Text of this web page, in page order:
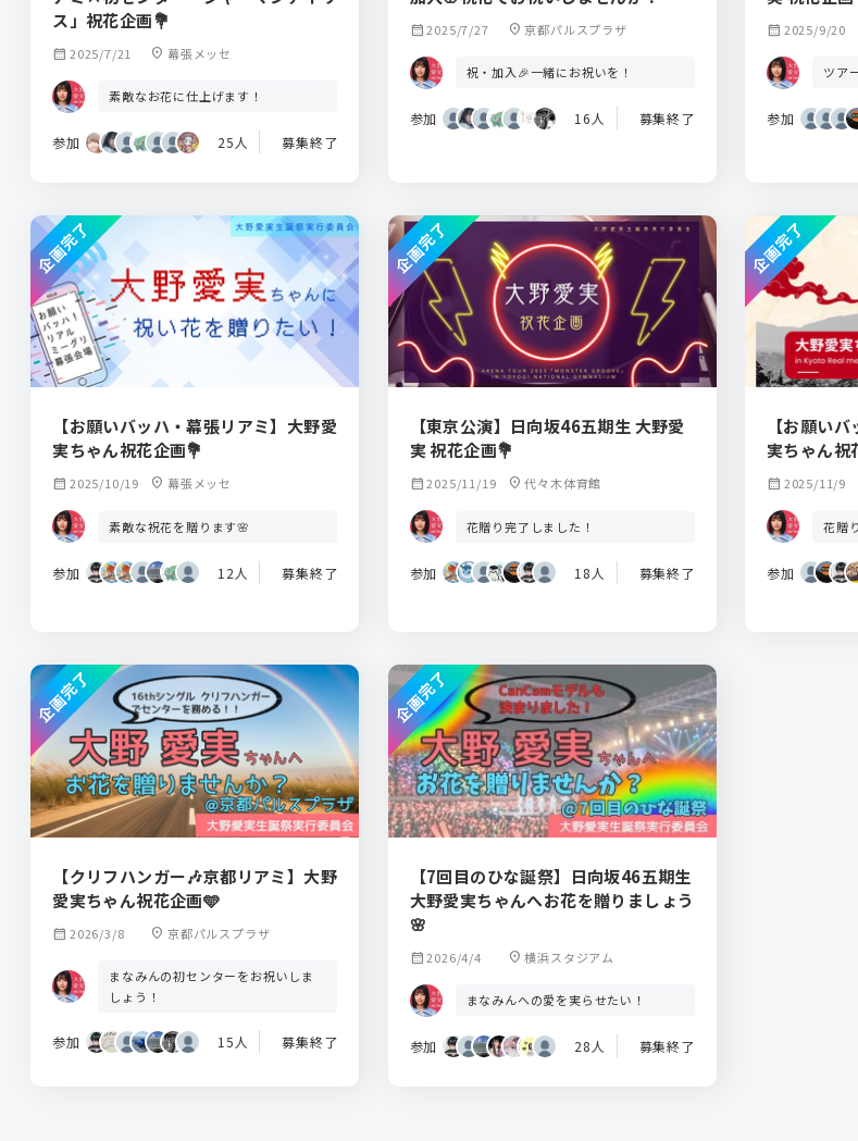
ス」祝花企画💐
calendar_month 2025/7/21 location_on 幕張メッセ
素敵なお花に仕上げます！
参加 25人 募集終了
calendar_month2025/7/27 location_on 京都パルスプラザ
祝・加入🎉一緒にお祝いを！
参加 16人 募集終了
calendar_month 2025/9/20
ツア
参加
【お願いバッハ・幕張リアミ】大野愛
実ちゃん祝花企画💐
calendar_month 2025/10/19 location_on 幕張メッセ
素敵な祝花を贈ります🌸
参加 12人 募集終了
企画完了
【東京公演】日向坂46五期生 大野愛
実 祝花企画💐
calendar_month2025/11/19 location_on 代々木体育館
花贈り完了しました！
参加 18人 募集終了
企画完了
【お願い
実ちゃん祝
calendar_month 2025/11/9
花贈
参加
企画完了
【クリフハンガー🎶京都リアミ】大野
愛実ちゃん祝花企画🩵
calendar_month 2026/3/8 location_on 京都パルスプラザ
まなみんの初センターをお祝いしま
しょう！
参加 15人 募集終了
企画完了
【7回目のひな誕祭】日向坂46五期生
大野愛実ちゃんへお花を贈りましょう
🌸
calendar_month2026/4/4 location_on 横浜スタジアム
まなみんへの愛を実らせたい！
参加 28人 募集終了
企画完了